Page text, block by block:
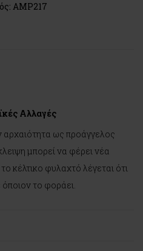
AMP217
Αλλαγές
αρχαιότητα ως προάγγελος
μπορεί να φέρει νέα
κέλτικο φυλαχτό λέγεται ότι
το φοράει.